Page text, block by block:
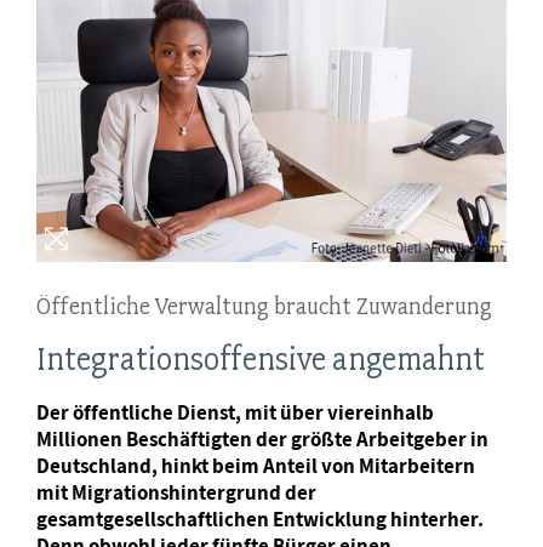
Öffentliche Verwaltung braucht Zuwanderung
Integrationsoffensive angemahnt
Der öffentliche Dienst, mit über viereinhalb
Millionen Beschäftigten der größte Arbeitgeber in
Deutschland, hinkt beim Anteil von Mitarbeitern
mit Migrationshintergrund der
gesamtgesellschaftlichen Entwicklung hinterher.